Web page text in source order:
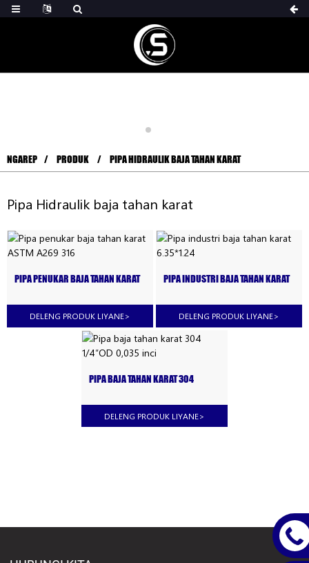
NGAREP PRODUK PIPA HIDRAULIK BAJA TAHAN KARAT
Pipa Hidraulik baja tahan karat
PIPA PENUKAR BAJA TAHAN KARAT
DELENG PRODUK LIYANE>
PIPA INDUSTRI BAJA TAHAN KARAT
DELENG PRODUK LIYANE>
PIPA BAJA TAHAN KARAT 304
DELENG PRODUK LIYANE>